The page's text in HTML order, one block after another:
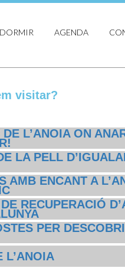
AGENDA
visitar?
L’ANOIA ON
LA PELL
AMB ENCANT A
RECUPERACIÓ
PER
L’ANOIA